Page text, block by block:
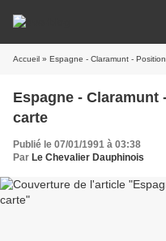
Accueil » Espagne - Claramunt -
Espagne -
carte
Publié le 07/01/1991 à 03:38
Par Le Chevalier Dauphinois